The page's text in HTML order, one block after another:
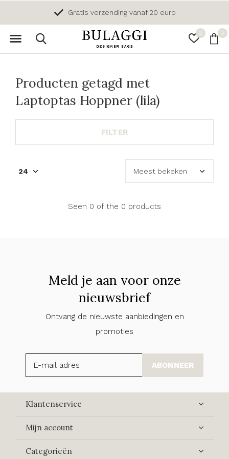
0 0
Gratis verzending vanaf 20 euro
Producten getagd met
Laptoptas Hoppner (lila)
FILTER
Seen 0 of the 0 products
Meld je aan voor onze
nieuwsbrief
Ontvang de nieuwste aanbiedingen en
promoties
ABONNEER
Klantenservice
Mijn account
Categorieën